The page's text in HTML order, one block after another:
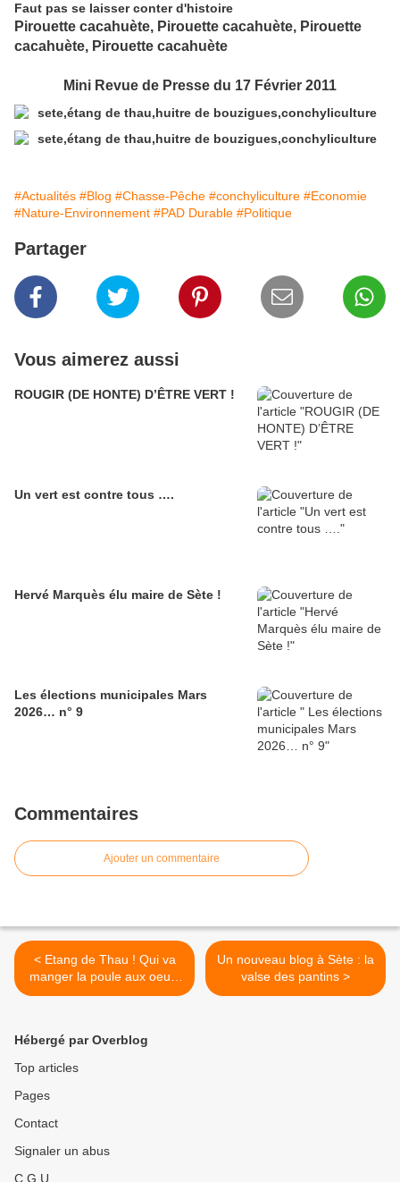
Faut pas se laisser conter d'histoire
Pirouette cacahuète, Pirouette cacahuète, Pirouette
cacahuète, Pirouette cacahuète
Mini Revue de Presse du 17 Février 2011
#Actualités #Blog #Chasse-Pêche #conchyliculture #Economie
#Nature-Environnement #PAD Durable #Politique
Partager
Vous aimerez aussi
ROUGIR (DE HONTE) D’ÊTRE VERT !
Un vert est contre tous ….
Hervé Marquès élu maire de Sète !
Les élections municipales Mars
2026… n° 9
Commentaires
Ajouter un commentaire
< Etang de Thau ! Qui va
manger la poule aux oeufs
d'or ?
Un nouveau blog à Sète : la
valse des pantins >
Hébergé par Overblog
Top articles
Pages
Contact
Signaler un abus
C.G.U.